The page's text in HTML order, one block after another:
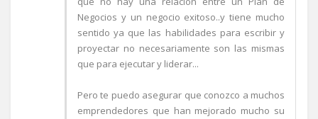
Negocios y un negocio exitoso..y tiene mucho
sentido ya que las habilidades para escribir y
proyectar no necesariamente son las mismas
que para ejecutar y liderar...
Pero te puedo asegurar que conozco a muchos
emprendedores que han mejorado mucho su